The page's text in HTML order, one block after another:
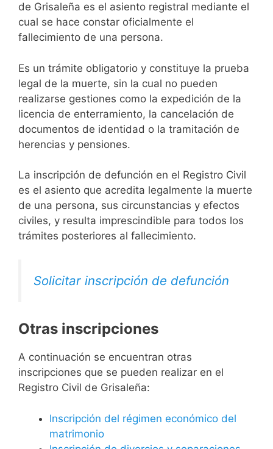
de Grisaleña es el asiento registral mediante el
cual se hace constar oficialmente el
fallecimiento de una persona.
Es un trámite obligatorio y constituye la prueba
legal de la muerte, sin la cual no pueden
realizarse gestiones como la expedición de la
licencia de enterramiento, la cancelación de
documentos de identidad o la tramitación de
herencias y pensiones.
La inscripción de defunción en el Registro Civil
es el asiento que acredita legalmente la muerte
de una persona, sus circunstancias y efectos
civiles, y resulta imprescindible para todos los
trámites posteriores al fallecimiento.
Solicitar inscripción de defunción
Otras inscripciones
A continuación se encuentran otras
inscripciones que se pueden realizar en el
Registro Civil de Grisaleña:
Inscripción del régimen económico del
matrimonio